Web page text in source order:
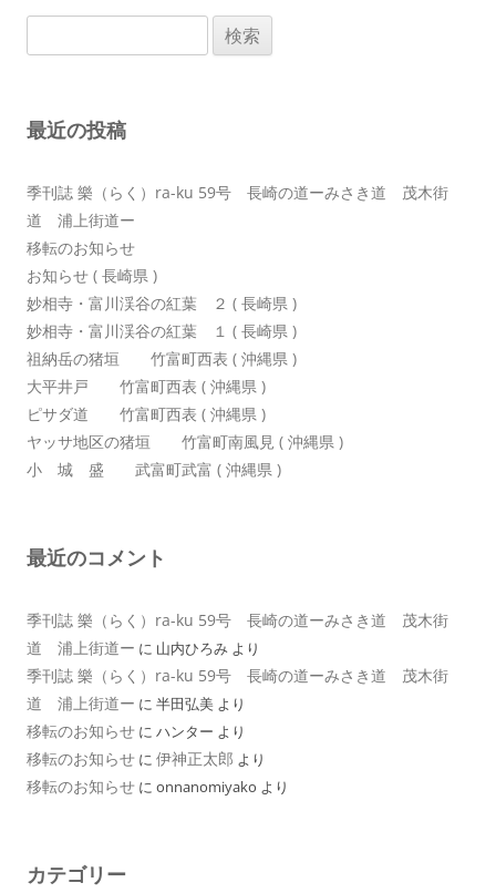
ョ
索:
最近の投稿
季刊誌 樂（らく）ra-ku 59号 長崎の道ーみさき道 茂木街
道 浦上街道ー
移転のお知らせ
お知らせ ( 長崎県 )
妙相寺・富川渓谷の紅葉 ２ ( 長崎県 )
妙相寺・富川渓谷の紅葉 １ ( 長崎県 )
祖納岳の猪垣 竹富町西表 ( 沖縄県 )
大平井戸 竹富町西表 ( 沖縄県 )
ピサダ道 竹富町西表 ( 沖縄県 )
ヤッサ地区の猪垣 竹富町南風見 ( 沖縄県 )
小 城 盛 武富町武富 ( 沖縄県 )
最近のコメント
季刊誌 樂（らく）ra-ku 59号 長崎の道ーみさき道 茂木街
道 浦上街道ー に 山内ひろみ より
季刊誌 樂（らく）ra-ku 59号 長崎の道ーみさき道 茂木街
道 浦上街道ー に 半田弘美 より
移転のお知らせ に ハンター より
移転のお知らせ に 伊神正太郎 より
移転のお知らせ に onnanomiyako より
カテゴリー